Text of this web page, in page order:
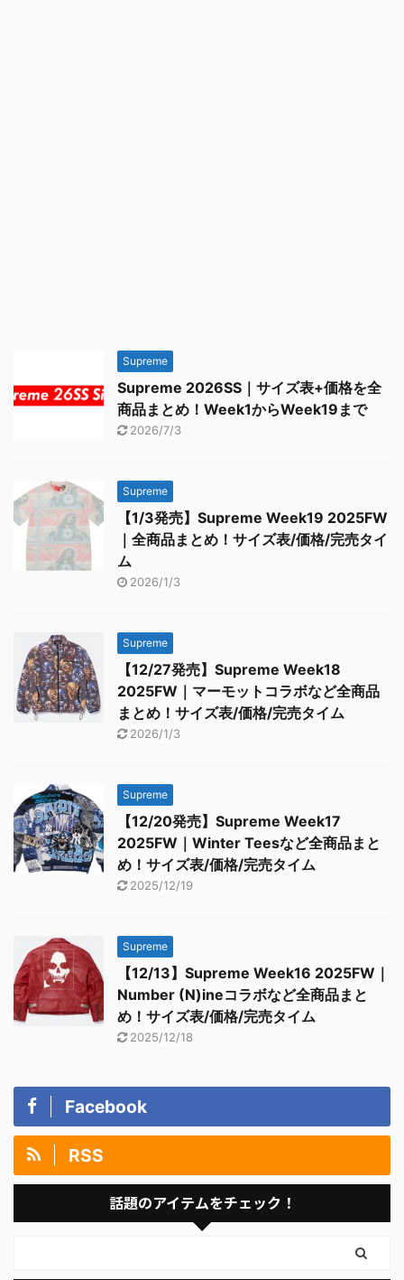
Supreme
Supreme 2026SS｜サイズ表+価格を全
商品まとめ！Week1からWeek19まで
2026/7/3
Supreme
【1/3発売】Supreme Week19 2025FW
｜全商品まとめ！サイズ表/価格/完売タイ
ム
2026/1/3
Supreme
【12/27発売】Supreme Week18
2025FW｜マーモットコラボなど全商品
まとめ！サイズ表/価格/完売タイム
2026/1/3
Supreme
【12/20発売】Supreme Week17
2025FW｜Winter Teesなど全商品まと
め！サイズ表/価格/完売タイム
2025/12/19
Supreme
【12/13】Supreme Week16 2025FW｜
Number (N)ineコラボなど全商品まと
め！サイズ表/価格/完売タイム
2025/12/18
Facebook
RSS
話題のアイテムをチェック！